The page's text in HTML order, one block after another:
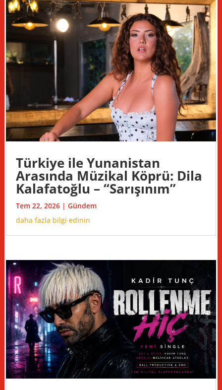
Türkiye ile Yunanistan
Arasında Müzikal Köprü: Dila
Kalafatoğlu – “Sarışınım”
Tem 22, 2026 | Gündem
daha fazla bilgi edinin